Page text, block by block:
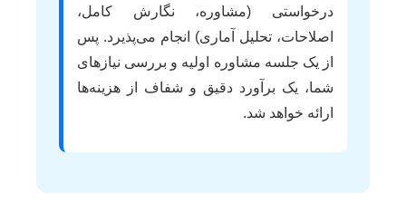
درخواستی (مشاوره، نگارش کامل،
اصلاحات، تحلیل آماری) انجام می‌پذیرد. پس
از یک جلسه مشاوره اولیه و بررسی نیازهای
شما، یک برآورد دقیق و شفاف از هزینه‌ها
ارائه خواهد شد.